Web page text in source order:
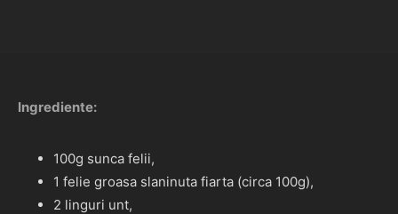
Ingrediente:
100g sunca felii,
1 felie groasa slaninuta fiarta (circa 100g),
2 linguri unt,